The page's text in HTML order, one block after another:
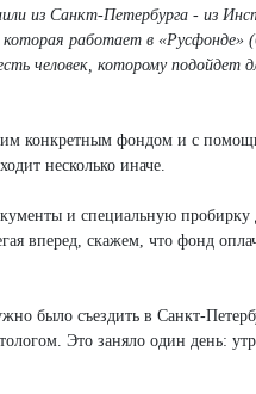
из Санкт-Петербурга - из
работает в «Русфонде»
человек, которому подойдет
конкретным фондом и с
несколько иначе.
и специальную пробирку
вперед, скажем, что фонд
было съездить в Санкт-
Это заняло один день: